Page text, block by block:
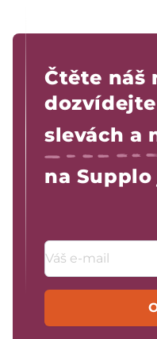
Čtěte náš
slevách a
na
Emailová adresa